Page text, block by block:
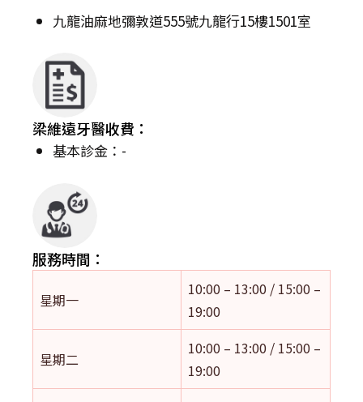
九龍油麻地彌敦道555號九龍行15樓1501室
梁維遠牙醫收費：
基本診金：-
服務時間：
星期一
10:00 – 13:00 / 15:00 –
19:00
星期二
10:00 – 13:00 / 15:00 –
19:00